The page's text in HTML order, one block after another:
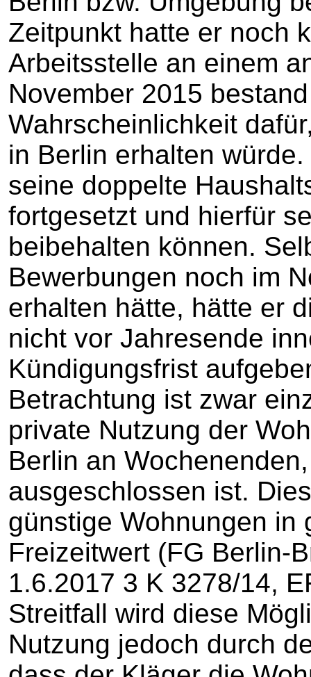
Zeitpunkt hatte er noch
Arbeitsstelle an einem
November 2015
Wahrscheinlichkeit
in Berlin erhalten
seine doppelte
fortgesetzt und hierfür
beibehalten können.
Bewerbungen noch im
erhalten hätte, hätte er
nicht vor Jahresende
Kündigungsfrist
Betrachtung ist zwar
private Nutzung der
Berlin an
ausgeschlossen ist.
günstige Wohnungen in
Freizeitwert (FG Berlin-
1.6.2017 3 K 3278/14,
Streitfall wird diese
Nutzung jedoch durch